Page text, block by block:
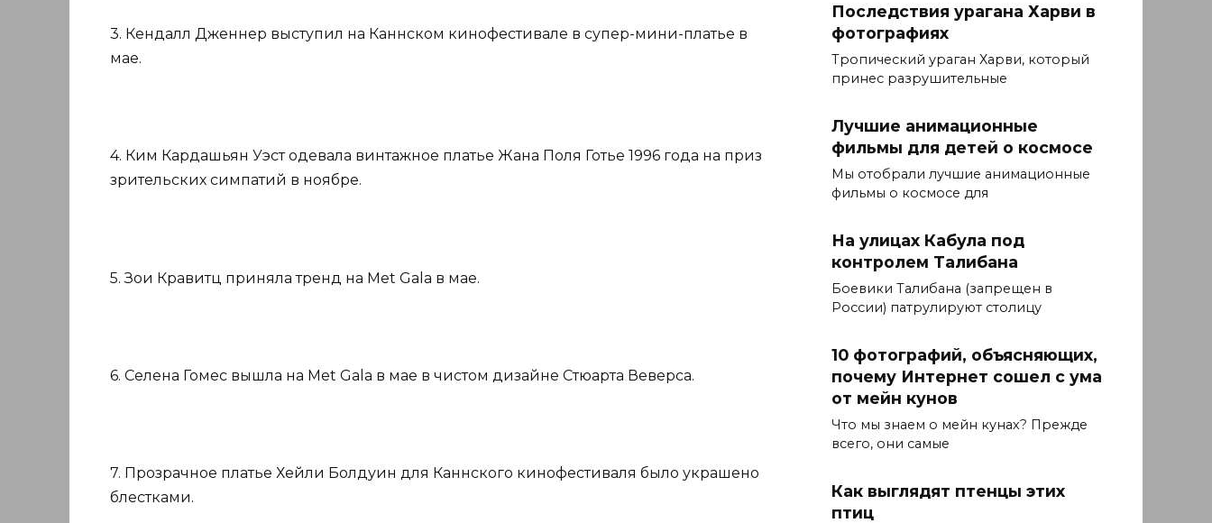
3. Кендалл Дженнер выступил на Каннском кинофестивале в супер-мини-платье в
мае.
4. Ким Кардашьян Уэст одевала винтажное платье Жана Поля Готье 1996 года на приз
зрительских симпатий в ноябре.
5. Зои Кравитц приняла тренд на Met Gala в мае.
6. Селена Гомес вышла на Met Gala в мае в чистом дизайне Стюарта Веверса.
7. Прозрачное платье Хейли Болдуин для Каннского кинофестиваля было украшено
блестками.
Последствия урагана Харви в
фотографиях
Тропический ураган Харви, который
принес разрушительные
Лучшие анимационные
фильмы для детей о космосе
Мы отобрали лучшие анимационные
фильмы о космосе для
На улицах Кабула под
контролем Талибана
Боевики Талибана (запрещен в
России) патрулируют столицу
10 фотографий, объясняющих,
почему Интернет сошел с ума
от мейн кунов
Что мы знаем о мейн кунах? Прежде
всего, они самые
Как выглядят птенцы этих
птиц